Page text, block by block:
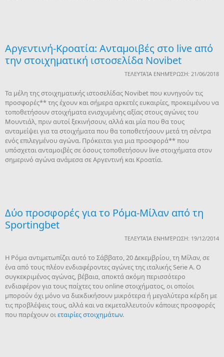
Αργεντινή-Κροατία: Ανταμοιβές στο live από
την στοιχηματική ιστοσελίδα Novibet
ΤΕΛΕΥΤΑΊΑ ΕΝΗΜΈΡΩΣΗ: 21/06/2018
Τα μέλη της στοιχηματικής ιστοσελίδας Novibet που κυνηγούν τις
προσφορές** της έχουν και σήμερα αρκετές ευκαιρίες, προκειμένου να
τοποθετήσουν στοιχήματα ενισχυμένης αξίας στους αγώνες του
Μουντιάλ, πριν αυτοί ξεκινήσουν, αλλά και μία που θα τους
ανταμείψει για τα στοιχήματα που θα τοποθετήσουν μετά τη σέντρα
ενός επιλεγμένου αγώνα. Πρόκειται για μια προσφορά** που
υπόσχεται ανταμοιβές σε όσους τοποθετήσουν live στοιχήματα στον
σημερινό αγώνα ανάμεσα σε Αργεντινή και Κροατία.
Δύο προσφορές για το Ρόμα-Μίλαν από τη
Sportingbet
ΤΕΛΕΥΤΑΊΑ ΕΝΗΜΈΡΩΣΗ: 19/12/2014
Η Ρόμα αντιμετωπίζει αυτό το Σάββατο, 20 Δεκεμβρίου, τη Μίλαν, σε
ένα από τους πλέον ενδιαφέροντες αγώνες της ιταλικής Serie A. Ο
συγκεκριμένος αγώνας, βέβαια, αποκτά ακόμη περισσότερο
ενδιαφέρον για τους παίχτες του online στοιχήματος, οι οποίοι
μπορούν όχι μόνο να διεκδικήσουν μικρότερα ή μεγαλύτερα κέρδη με
τις προβλέψεις τους, αλλά και να εκμεταλλευτούν κάποιες προσφορές
που παρέχουν οιεταιρίες στοιχημάτων.